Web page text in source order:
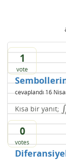
1
vote
cevaplandı16
Kısa bir yanıt; ∫
∫
0
votes